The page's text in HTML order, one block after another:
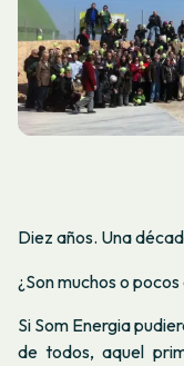
Diez años. Una
¿Son muchos o pocos
Si Som Energia
de todos, aquel